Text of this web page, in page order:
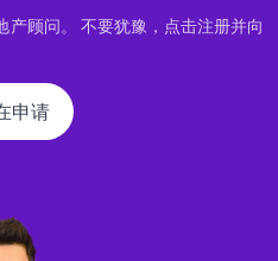
顾问。 不要犹豫，点击注册并向
申请